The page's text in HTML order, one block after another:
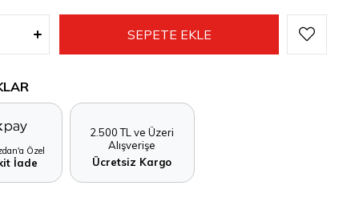
Özel
İade
2.500 TL ve Üzeri
Alışverişe
Ücretsiz Kargo